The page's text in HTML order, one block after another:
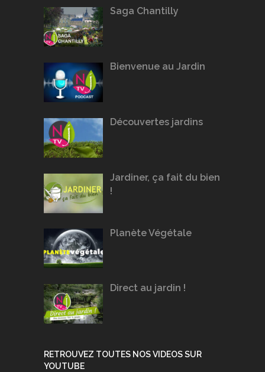
Saga Chantilly
Bienvenue au Jardin
Découvertes jardins
Jardiner, ça fait du bien
!
Planète Végétale
Direct au jardin !
RETROUVEZ TOUTES NOS VIDEOS SUR
YOUTUBE